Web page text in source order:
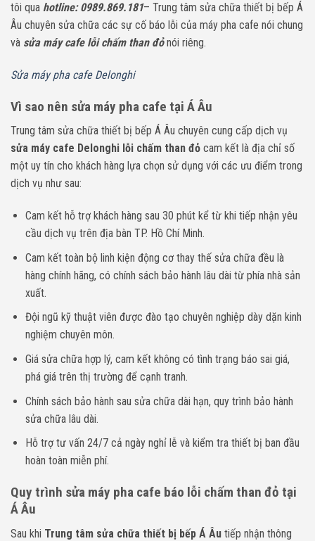
tôi qua hotline: 0989.869.181– Trung tâm sửa chữa thiết bị bếp Á
Âu chuyên sửa chữa các sự cố báo lỗi của máy pha cafe nói chung
và sửa máy cafe lỗi chấm than đỏnói riêng.
Sửa máy pha cafe Delonghi
Vì sao nên sửa máy pha cafe tại Á Âu
Trung tâm sửa chữa thiết bị bếp Á Âu chuyên cung cấp dịch vụ
sửa máy cafe Delonghi lỗi chấm than đỏ cam kết là địa chỉ số
một uy tín cho khách hàng lựa chọn sử dụng với các ưu điểm trong
dịch vụ như sau:
Cam kết hỗ trợ khách hàng sau 30 phút kể từ khi tiếp nhận yêu
cầu dịch vụ trên địa bàn TP. Hồ Chí Minh.
Cam kết toàn bộ linh kiện động cơ thay thế sửa chữa đều là
hàng chính hãng, có chính sách bảo hành lâu dài từ phía nhà sản
xuất.
Đội ngũ kỹ thuật viên được đào tạo chuyên nghiệp dày dặn kinh
nghiệm chuyên môn.
Giá sửa chữa hợp lý, cam kết không có tình trạng báo sai giá,
phá giá trên thị trường để cạnh tranh.
Chính sách bảo hành sau sửa chữa dài hạn, quy trình bảo hành
sửa chữa lâu dài.
Hỗ trợ tư vấn 24/7 cả ngày nghỉ lễ và kiểm tra thiết bị ban đầu
hoàn toàn miễn phí.
Quy trình sửa máy pha cafe báo lỗi chấm than đỏ tại
Á Âu
Sau khi Trung tâm sửa chữa thiết bị bếp Á Âu tiếp nhận thông